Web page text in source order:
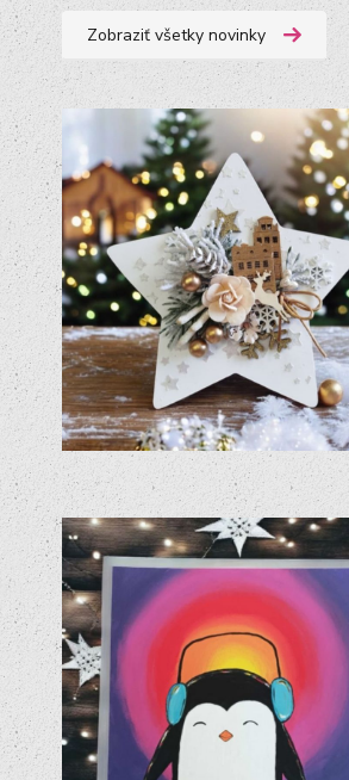
Zobraziť všetky novinky